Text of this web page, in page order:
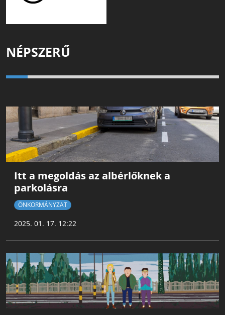
NÉPSZERŰ
Itt a megoldás az albérlőknek a
parkolásra
ÖNKORMÁNYZAT
2025. 01. 17. 12:22